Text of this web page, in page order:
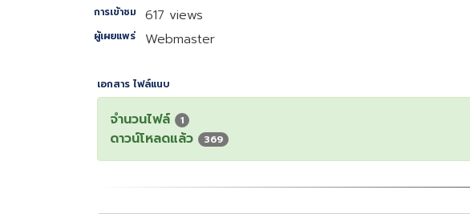
การเข้าชม 617 views
ผู้เผยแพร่ Webmaster
เอกสาร ไฟล์แนบ
จำนวนไฟล์ 1
ดาวน์โหลดแล้ว 369